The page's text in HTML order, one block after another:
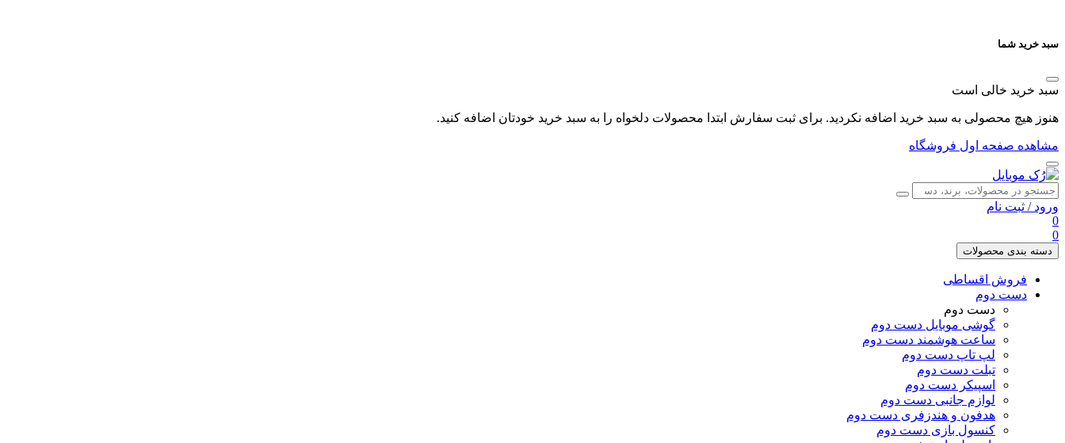
سبد خرید شما
سبد خرید خالی است
هنوز هیچ محصولی به سبد خرید اضافه نکردید. برای ثبت سفارش ابتدا محصولات دلخواه را به سبد خرید خودتان اضافه کنید.
مشاهده صفحه اول فروشگاه
ورود / ثبت نام
0
0
دسته بندی محصولات
فروش اقساطی
دست دوم
دست دوم
گوشی موبایل دست دوم
ساعت هوشمند دست دوم
لپ تاپ دست دوم
تبلت دست دوم
اسپیکر دست دوم
لوازم جانبی دست دوم
هدفون و هندزفری دست دوم
کنسول بازی دست دوم